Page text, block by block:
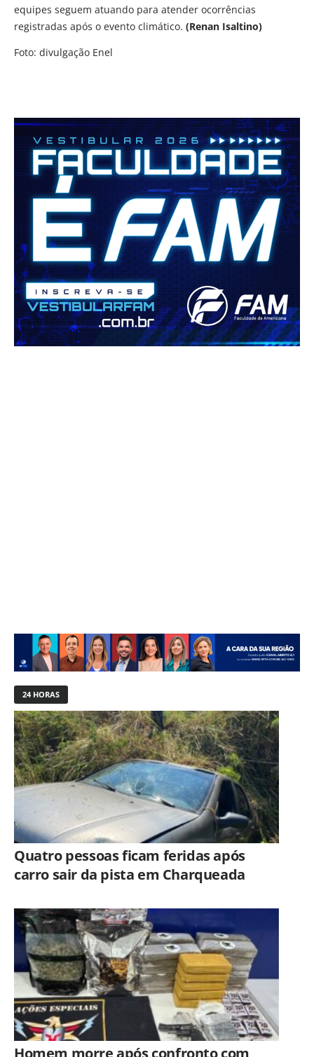
equipes seguem atuando para atender ocorrências
registradas após o evento climático. (Renan Isaltino)
Foto: divulgação Enel
24 HORAS
Quatro pessoas ficam feridas após
carro sair da pista em Charqueada